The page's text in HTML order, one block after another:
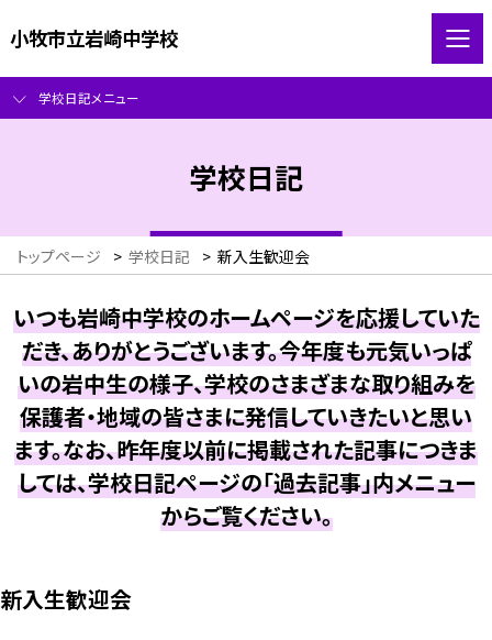
小牧市立岩崎中学校
学校日記メニュー
学校日記
トップページ > 学校日記 > 新入生歓迎会
いつも岩崎中学校のホームページを応援していた
だき、ありがとうございます。今年度も元気いっぱ
いの岩中生の様子、学校のさまざまな取り組みを
保護者・地域の皆さまに発信していきたいと思い
ます。なお、昨年度以前に掲載された記事につきま
しては、学校日記ページの「過去記事」内メニュー
からご覧ください。
新入生歓迎会